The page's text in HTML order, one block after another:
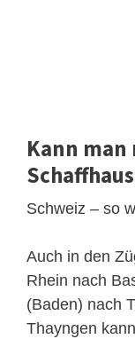
Kann man
Schweiz – so
Auch in den
Rhein nach
(Baden) nach
Thayngen